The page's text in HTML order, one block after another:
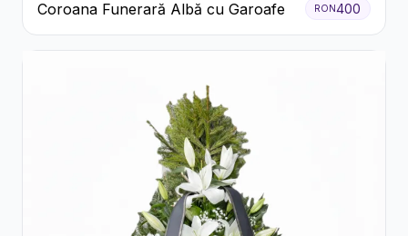
Coroana Funerară Albă cu Garoafe RON 400